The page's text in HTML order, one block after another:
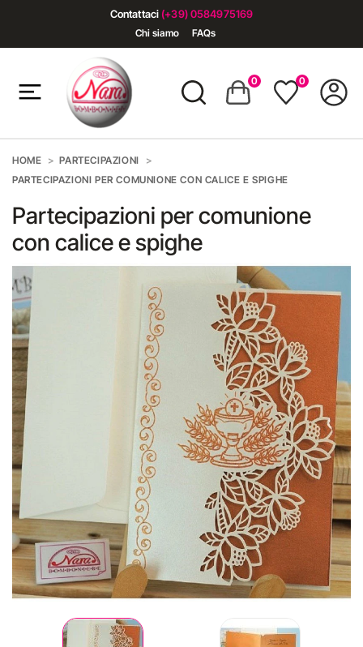
Contattaci (+39) 0584975169
Chi siamo FAQs
0 0
HOME
PARTECIPAZIONI
PARTECIPAZIONI PER COMUNIONE CON CALICE E SPIGHE
Partecipazioni per comunione
con calice e spighe